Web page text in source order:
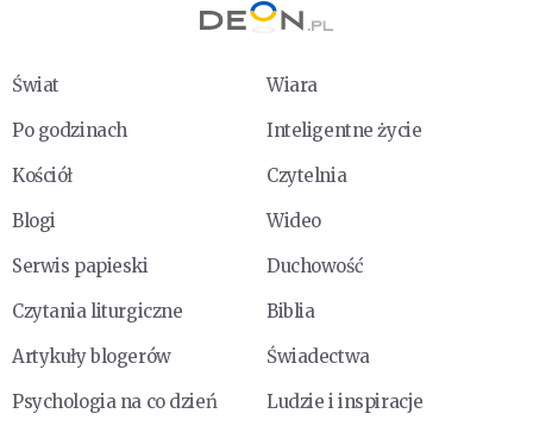
Świat
Wiara
Po godzinach
Inteligentne życie
Kościół
Czytelnia
Blogi
Wideo
Serwis papieski
Duchowość
Czytania liturgiczne
Biblia
Artykuły blogerów
Świadectwa
Psychologia na co dzień
Ludzie i inspiracje